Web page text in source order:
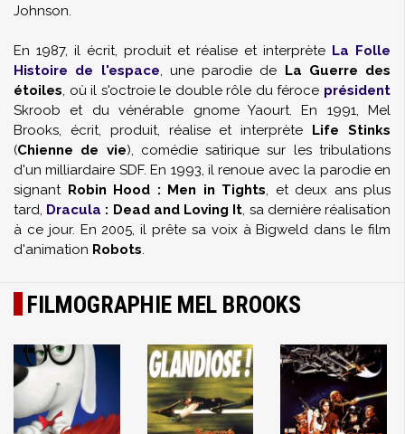
Johnson.
En 1987, il écrit, produit et réalise et interprète La Folle
Histoire de l'espace, une parodie de La Guerre des
étoiles, où il s'octroie le double rôle du féroce président
Skroob et du vénérable gnome Yaourt. En 1991, Mel
Brooks, écrit, produit, réalise et interprète Life Stinks
(Chienne de vie), comédie satirique sur les tribulations
d'un milliardaire SDF. En 1993, il renoue avec la parodie en
signant Robin Hood : Men in Tights, et deux ans plus
tard, Dracula : Dead and Loving It, sa dernière réalisation
à ce jour. En 2005, il prête sa voix à Bigweld dans le film
d'animation Robots.
FILMOGRAPHIE MEL BROOKS